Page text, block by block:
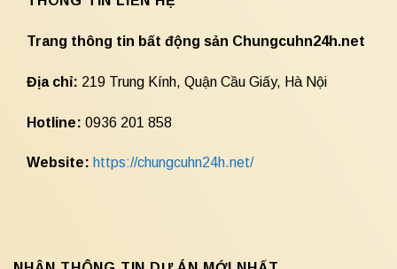
Trang thông tin bất động sản Chungcuhn24h.net
Địa chỉ: 219 Trung Kính, Quận Cầu Giấy, Hà Nội
Hotline: 0936 201 858
Website: https://chungcuhn24h.net/